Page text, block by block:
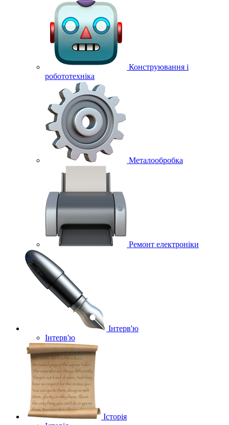
Конструювання і
робототехніка
Металообробка
Ремонт електроніки
Інтерв'ю
Інтерв'ю
Історія